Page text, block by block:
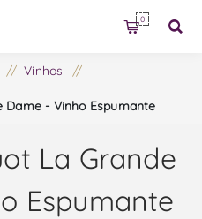
0
/ Vinhos /
Dame - Vinho Espumante
La Grande
Espumante